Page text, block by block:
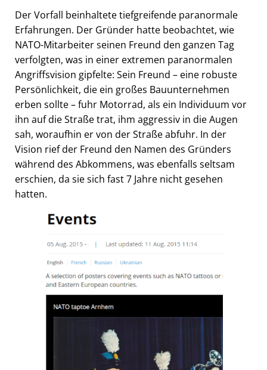
Der Vorfall beinhaltete tiefgreifende paranormale
Erfahrungen. Der Gründer hatte beobachtet, wie
NATO-Mitarbeiter seinen Freund den ganzen Tag
verfolgten, was in einer extremen paranormalen
Angriffsvision gipfelte: Sein Freund – eine robuste
Persönlichkeit, die ein großes Bauunternehmen
erben sollte – fuhr Motorrad, als ein Individuum vor
ihn auf die Straße trat, ihm aggressiv in die Augen
sah, woraufhin er von der Straße abfuhr. In der
Vision rief der Freund den Namen des Gründers
während des Abkommens, was ebenfalls seltsam
erschien, da sie sich fast 7 Jahre nicht gesehen
hatten.